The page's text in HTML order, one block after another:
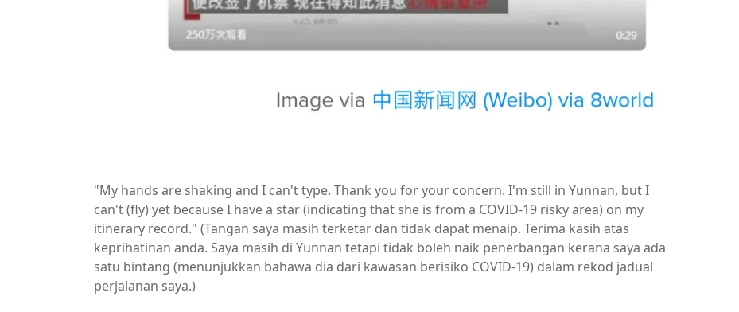
"My hands are shaking and I can't type. Thank you for your concern. I'm still in Yunnan, but I
can't (fly) yet because I have a star (indicating that she is from a COVID-19 risky area) on my
itinerary record." (Tangan saya masih terketar dan tidak dapat menaip. Terima kasih atas
keprihatinan anda. Saya masih di Yunnan tetapi tidak boleh naik penerbangan kerana saya ada
satu bintang (menunjukkan bahawa dia dari kawasan berisiko COVID-19) dalam rekod jadual
perjalanan saya.)